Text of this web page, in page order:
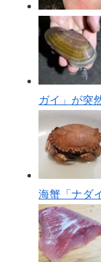
ガイ」が突
海蟹「ナダ